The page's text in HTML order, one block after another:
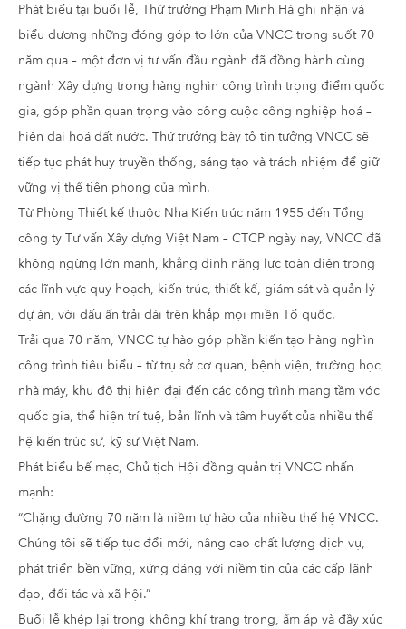
Phát biểu tại buổi lễ, Thứ trưởng Phạm Minh Hà ghi nhận và
biểu dương những đóng góp to lớn của VNCC trong suốt 70
năm qua – một đơn vị tư vấn đầu ngành đã đồng hành cùng
ngành Xây dựng trong hàng nghìn công trình trọng điểm quốc
gia, góp phần quan trọng vào công cuộc công nghiệp hoá –
hiện đại hoá đất nước. Thứ trưởng bày tỏ tin tưởng VNCC sẽ
tiếp tục phát huy truyền thống, sáng tạo và trách nhiệm để giữ
vững vị thế tiên phong của mình.
Từ Phòng Thiết kế thuộc Nha Kiến trúc năm 1955 đến Tổng
công ty Tư vấn Xây dựng Việt Nam – CTCP ngày nay, VNCC đã
không ngừng lớn mạnh, khẳng định năng lực toàn diện trong
các lĩnh vực quy hoạch, kiến trúc, thiết kế, giám sát và quản lý
dự án, với dấu ấn trải dài trên khắp mọi miền Tổ quốc.
Trải qua 70 năm, VNCC tự hào góp phần kiến tạo hàng nghìn
công trình tiêu biểu – từ trụ sở cơ quan, bệnh viện, trường học,
nhà máy, khu đô thị hiện đại đến các công trình mang tầm vóc
quốc gia, thể hiện trí tuệ, bản lĩnh và tâm huyết của nhiều thế
hệ kiến trúc sư, kỹ sư Việt Nam.
Phát biểu bế mạc, Chủ tịch Hội đồng quản trị VNCC nhấn
mạnh:
“Chặng đường 70 năm là niềm tự hào của nhiều thế hệ VNCC.
Chúng tôi sẽ tiếp tục đổi mới, nâng cao chất lượng dịch vụ,
phát triển bền vững, xứng đáng với niềm tin của các cấp lãnh
đạo, đối tác và xã hội.”
Buổi lễ khép lại trong không khí trang trọng, ấm áp và đầy xúc